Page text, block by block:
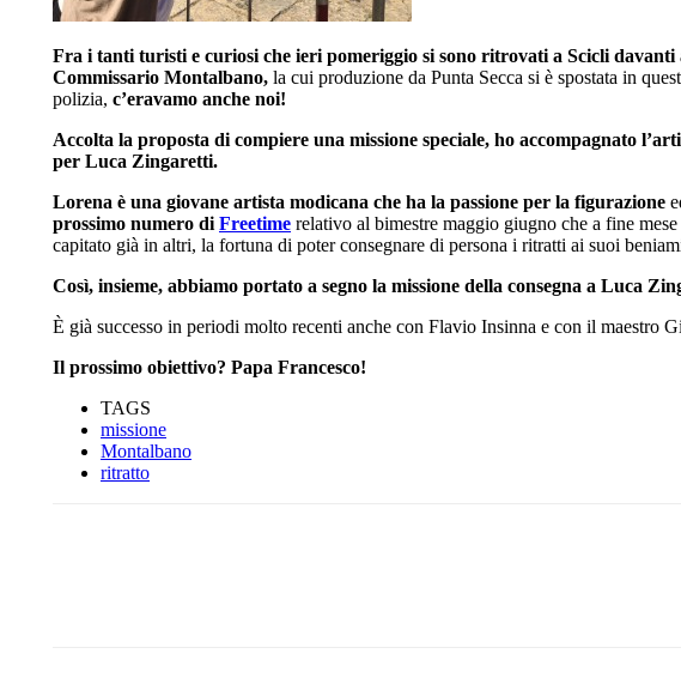
Fra i tanti turisti e curiosi che ieri pomeriggio si sono ritrovati a Scicli
Commissario Montalbano, la cui produzione da Punta Secca si è spostata in
polizia, c’eravamo anche noi!
Accolta la proposta di compiere una missione speciale, ho accompagnato
per Luca Zingaretti.
Lorena è una giovane artista modicana che ha la passione per la figurazione
prossimo numero di Freetime relativo al bimestre maggio giugno che a fine
capitato già in altri, la fortuna di poter consegnare di persona i ritratti ai suoi
Così, insieme, abbiamo portato a segno la missione della consegna a Luca
È già successo in periodi molto recenti anche con Flavio Insinna e con il maestro
Il prossimo obiettivo? Papa Francesco!
TAGS
missione
Montalbano
ritratto